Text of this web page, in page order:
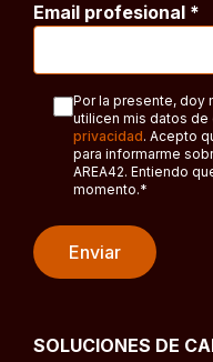
Email profesional *
Por la presente, doy
utilicen mis datos
privacidad. Acepto
para informarme
AREA42. Entiendo
momento.*
SOLUCIONES DE